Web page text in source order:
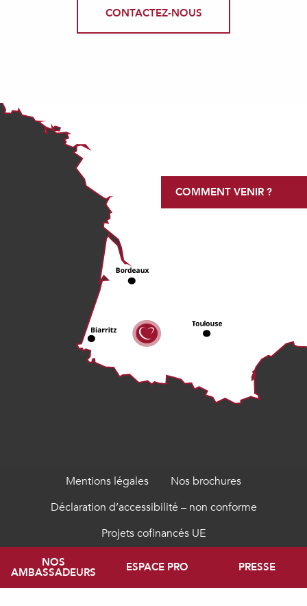
CONTACTEZ-NOUS
COMMENT VENIR ?
Mentions légales
Nos brochures
Déclaration d’accessibilité – non conforme
Projets cofinancés UE
NOS
AMBASSADEURS ESPACE PRO PRESSE